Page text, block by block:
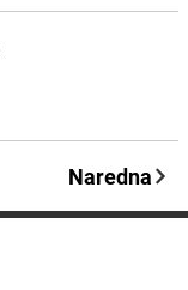
Naredna